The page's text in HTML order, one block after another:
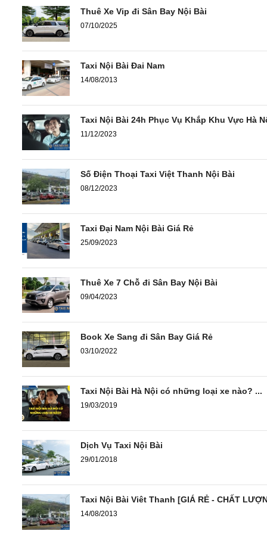
Thuê Xe Vip đi Sân Bay Nội Bài
07/10/2025
Taxi Nội Bài Đai Nam
14/08/2013
Taxi Nội Bài 24h Phục Vụ Khắp Khu Vực Hà
11/12/2023
Số Điện Thoại Taxi Việt Thanh Nội Bài
08/12/2023
Taxi Đại Nam Nội Bài Giá Rẻ
25/09/2023
Thuê Xe 7 Chỗ đi Sân Bay Nội Bài
09/04/2023
Book Xe Sang đi Sân Bay Giá Rẻ
03/10/2022
Taxi Nội Bài Hà Nội có những loại xe nào? ...
19/03/2019
Dịch Vụ Taxi Nội Bài
29/01/2018
Taxi Nội Bài Viêt Thanh [GIÁ RẺ - CHẤT
14/08/2013